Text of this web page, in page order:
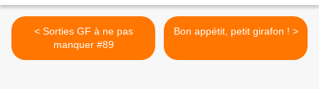
< Sorties GF à ne pas
manquer #89
Bon appétit, petit girafon ! >